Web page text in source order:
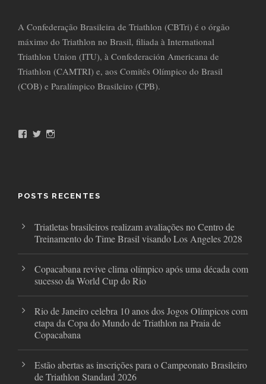
A Confederação Brasileira de Triathlon (CBTri) é o órgão
máximo do Triathlon no Brasil, filiada à International
Triathlon Union (ITU), à Confederación Americana de
Triathlon (CAMTRI) e, aos Comitês Olímpico do Brasil
(COB) e Paralímpico Brasileiro (CPB).
k
T
a
POSTS RECENTES
Triatletas brasileiros realizam avaliações no Centro de
Treinamento do Time Brasil visando Los Angeles 2028
Copacabana revive clima olímpico após uma década com
sucesso da World Cup do Rio
Rio de Janeiro celebra 10 anos dos Jogos Olímpicos com
etapa da Copa do Mundo de Triathlon na Praia de
Copacabana
Estão abertas as inscrições para o Campeonato Brasileiro
de Triathlon Standard 2026